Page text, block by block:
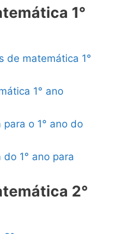
1°
de matemática 1°
1° ano
o 1° ano do
1° ano para
2°